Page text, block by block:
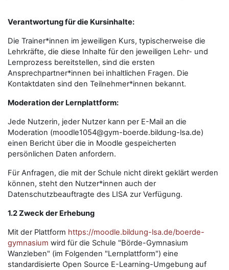
Verantwortung für die Kursinhalte:
Die Trainer*innen im jeweiligen Kurs, typischerweise die
Lehrkräfte, die diese Inhalte für den jeweiligen Lehr- und
Lernprozess bereitstellen, sind die ersten
Ansprechpartner*innen bei inhaltlichen Fragen. Die
Kontaktdaten sind den Teilnehmer*innen bekannt.
Moderation der Lernplattform:
Jede Nutzerin, jeder Nutzer kann per E-Mail an die
Moderation (moodle1054@gym-boerde.bildung-lsa.de)
einen Bericht über die in Moodle gespeicherten
persönlichen Daten anfordern.
Für Anfragen, die mit der Schule nicht direkt geklärt werden
können, steht den Nutzer*innen auch der
Datenschutzbeauftragte des LISA zur Verfügung.
1.2 Zweck der Erhebung
Mit der Plattform https://moodle.bildung-lsa.de/boerde-
gymnasium wird für die Schule "Börde-Gymnasium
Wanzleben" (im Folgenden "Lernplattform") eine
standardisierte Open Source E-Learning-Umgebung auf